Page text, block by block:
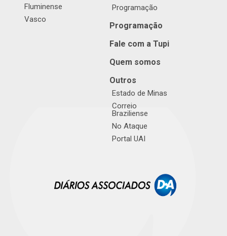
Fluminense
Vasco
Programação
Programação
Fale com a Tupi
Quem somos
Outros
Estado de Minas
Correio
Braziliense
No Ataque
Portal UAI